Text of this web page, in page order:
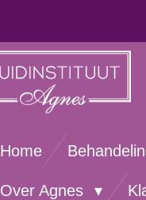
Home
Over Agnes